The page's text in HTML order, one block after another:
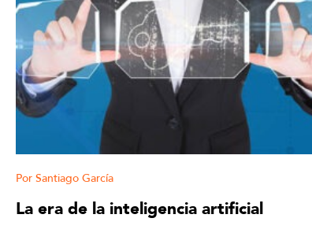
La era de la inteligencia artificial
Santiago García